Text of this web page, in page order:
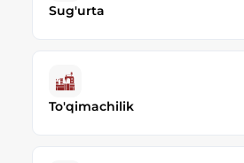
Sug'urta
To'qimachilik